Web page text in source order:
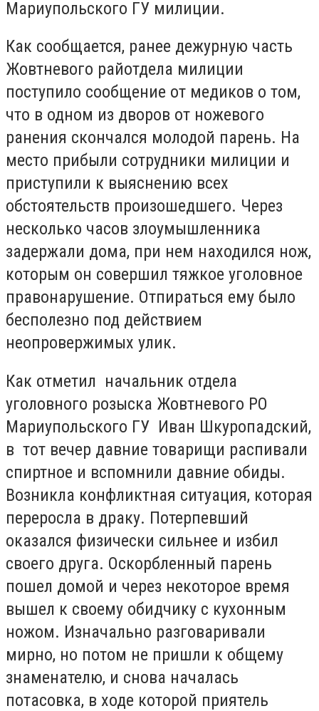
Мариупольского ГУ милиции.
Как сообщается, ранее дежурную часть
Жовтневого райотдела милиции
поступило сообщение от медиков о том,
что в одном из дворов от ножевого
ранения скончался молодой парень. На
место прибыли сотрудники милиции и
приступили к выяснению всех
обстоятельств произошедшего. Через
несколько часов злоумышленника
задержали дома, при нем находился нож,
которым он совершил тяжкое уголовное
правонарушение. Отпираться ему было
бесполезно под действием
неопровержимых улик.
Как отметил начальник отдела
уголовного розыска Жовтневого РО
Мариупольского ГУ Иван Шкуропадский,
в тот вечер давние товарищи распивали
спиртное и вспомнили давние обиды.
Возникла конфликтная ситуация, которая
переросла в драку. Потерпевший
оказался физически сильнее и избил
своего друга. Оскорбленный парень
пошел домой и через некоторое время
вышел к своему обидчику с кухонным
ножом. Изначально разговаривали
мирно, но потом не пришли к общему
знаменателю, и снова началась
потасовка, в ходе которой приятель